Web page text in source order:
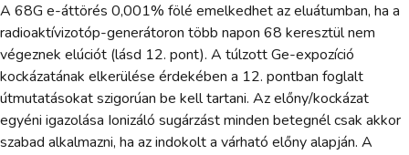
A 68G e-áttörés 0,001% fölé emelkedhet az eluátumban, ha a
radioaktívizotóp-generátoron több napon 68 keresztül nem
végeznek elúciót (lásd 12. pont). A túlzott Ge-expozíció
kockázatának elkerülése érdekében a 12. pontban foglalt
útmutatásokat szigorúan be kell tartani. Az előny/kockázat
egyéni igazolása Ionizáló sugárzást minden betegnél csak akkor
szabad alkalmazni, ha az indokolt a várható előny alapján. A